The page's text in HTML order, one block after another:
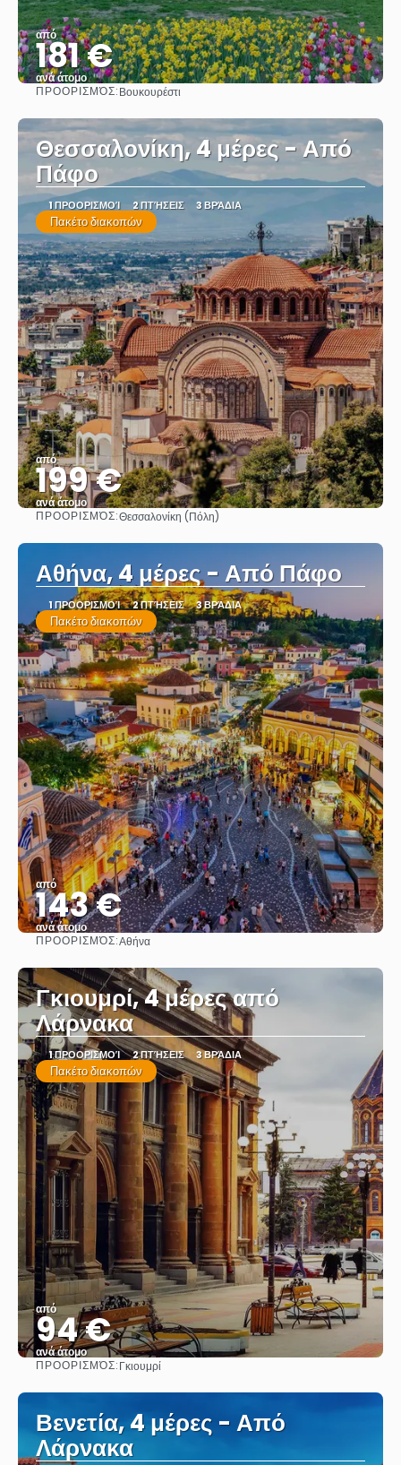
από
181 €
ανά άτομο
ΠΡΟΟΡΙΣΜΌΣ:Βουκουρέστι
Θεσσαλονίκη, 4 μέρες - Από
Πάφο
1 ΠΡΟΟΡΙΣΜΟΊ 2 ΠΤΉΣΕΙΣ 3 ΒΡΆΔΙΑ
Πακέτο διακοπών
από
199 €
ανά άτομο
Βλέπω
ΠΡΟΟΡΙΣΜΌΣ:Θεσσαλονίκη (Πόλη)
Αθήνα, 4 μέρες - Από Πάφο
1 ΠΡΟΟΡΙΣΜΟΊ 2 ΠΤΉΣΕΙΣ 3 ΒΡΆΔΙΑ
Πακέτο διακοπών
από
143 €
ανά άτομο
ΠΡΟΟΡΙΣΜΌΣ:Αθήνα
Γκιουμρί, 4 μέρες από
Λάρνακα
1 ΠΡΟΟΡΙΣΜΟΊ 2 ΠΤΉΣΕΙΣ 3 ΒΡΆΔΙΑ
Πακέτο διακοπών
από
94 €
ανά άτομο
ΠΡΟΟΡΙΣΜΌΣ:Γκιουμρί
Βενετία, 4 μέρες - Από
Λάρνακα